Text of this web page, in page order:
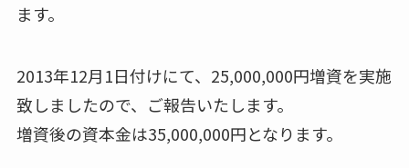
ます。
2013年12月1日付けにて、25,000,000円増資を実施
致しましたので、ご報告いたします。
増資後の資本金は35,000,000円となります。